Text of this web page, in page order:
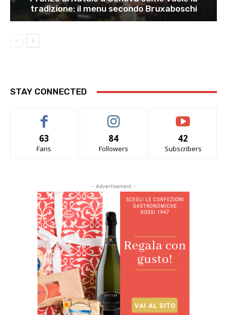
tradizione: il menu secondo Bruxaboschi
STAY CONNECTED
63
Fans
84
Followers
42
Subscribers
- Advertisement -